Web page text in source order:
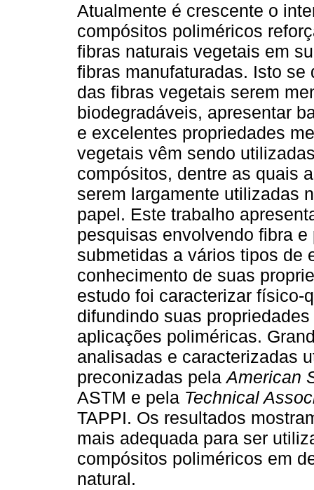
Atualmente é crescente o
compósitos poliméricos
fibras naturais vegetais em
fibras manufaturadas. Isto se
das fibras vegetais serem
biodegradáveis, apresentar
e excelentes propriedades
vegetais vêm sendo
compósitos, dentre as quais
serem largamente utilizadas
papel. Este trabalho
pesquisas envolvendo fibra
submetidas a vários tipos de
conhecimento de suas
estudo foi caracterizar físico-
difundindo suas
aplicações poliméricas.
analisadas e caracterizadas
preconizadas pelaAmerican
ASTM e pela Technical
TAPPI. Os resultados
mais adequada para ser
compósitos poliméricos em
natural.